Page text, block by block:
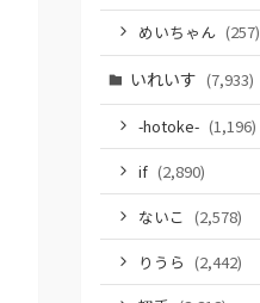
めいちゃん (257)
いれいす (7,933)
-hotoke- (1,196)
if (2,890)
ないこ (2,578)
りうら (2,442)